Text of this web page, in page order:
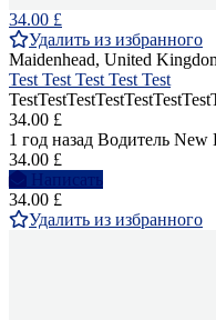
34.00 £
Удалить из избранного
Maidenhead, United
Test Test Test Test Test
34.00 £
1 год назад Водитель New
34.00 £
Написать
34.00 £
Удалить из избранного